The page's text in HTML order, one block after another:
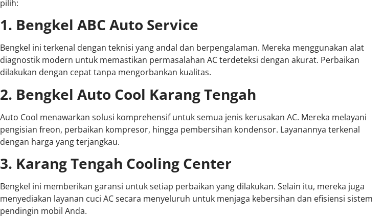
pilih:
1. Bengkel ABC Auto Service
Bengkel ini terkenal dengan teknisi yang andal dan berpengalaman. Mereka menggunakan alat
diagnostik modern untuk memastikan permasalahan AC terdeteksi dengan akurat. Perbaikan
dilakukan dengan cepat tanpa mengorbankan kualitas.
2. Bengkel Auto Cool Karang Tengah
Auto Cool menawarkan solusi komprehensif untuk semua jenis kerusakan AC. Mereka melayani
pengisian freon, perbaikan kompresor, hingga pembersihan kondensor. Layanannya terkenal
dengan harga yang terjangkau.
3. Karang Tengah Cooling Center
Bengkel ini memberikan garansi untuk setiap perbaikan yang dilakukan. Selain itu, mereka juga
menyediakan layanan cuci AC secara menyeluruh untuk menjaga kebersihan dan efisiensi sistem
pendingin mobil Anda.